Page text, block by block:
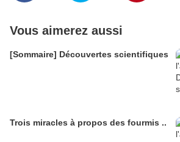
Vous aimerez aussi
[Sommaire] Découvertes scientifiques
Trois miracles à propos des fourmis ..